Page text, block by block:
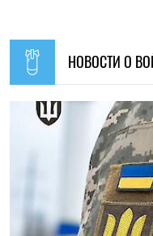
11:59, 07.08.2026
Материальная помощь
получить выплату на
Ирина Де Люсто